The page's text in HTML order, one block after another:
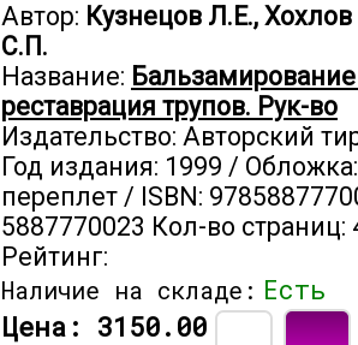
Автор: Кузнецов Л.Е.,
С.П.
Название:
реставрация трупов. Рук-во
Издательство: Авторский
Год издания: 1999 /
переплет / ISBN:
5887770023 Кол-во страниц:
Рейтинг:
Наличие на складе: Есть
Цена: 3150.00